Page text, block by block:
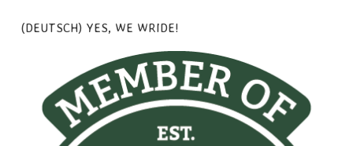
(DEUTSCH) YES, WE WRIDE!